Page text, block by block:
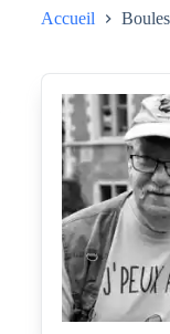
Accueil
Boules